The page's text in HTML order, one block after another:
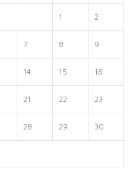
1 2
7 8 9
14 15 16
21 22 23
28 29 30